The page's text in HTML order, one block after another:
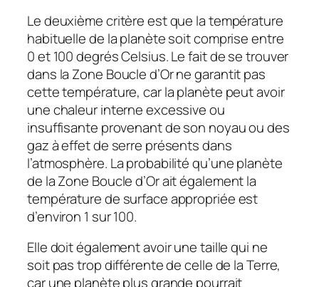
Le deuxième critère est que la température
habituelle de la planète soit comprise entre
0 et 100 degrés Celsius. Le fait de se trouver
dans la Zone Boucle d’Or ne garantit pas
cette température, car la planète peut avoir
une chaleur interne excessive ou
insuffisante provenant de son noyau ou des
gaz à effet de serre présents dans
l’atmosphère. La probabilité qu’une planète
de la Zone Boucle d’Or ait également la
température de surface appropriée est
d’environ 1 sur 100.
Elle doit également avoir une taille qui ne
soit pas trop différente de celle de la Terre,
car une planète plus grande pourrait